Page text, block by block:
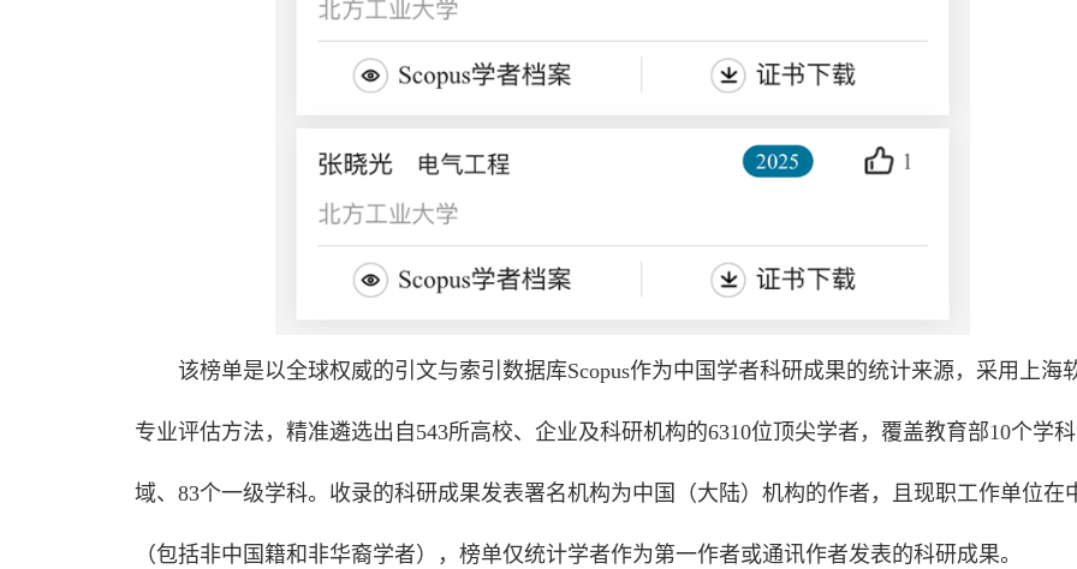
该榜单是以全球权威的引文与索引数据库Scopus作为中国学者科研成果的统计来源，采用上海
专业评估方法，精准遴选出自543所高校、企业及科研机构的6310位顶尖学者，覆盖教育部10个学
域、83个一级学科。收录的科研成果发表署名机构为中国（大陆）机构的作者，且现职工作单位在
（包括非中国籍和非华裔学者），榜单仅统计学者作为第一作者或通讯作者发表的科研成果。